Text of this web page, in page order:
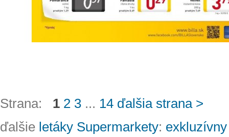
Strana: 1 2 3 ... 14 ďalšia strana >
ďalšie letáky Supermarkety: